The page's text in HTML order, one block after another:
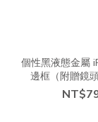
個性黑液態金屬
邊框（附贈鏡
【現貨